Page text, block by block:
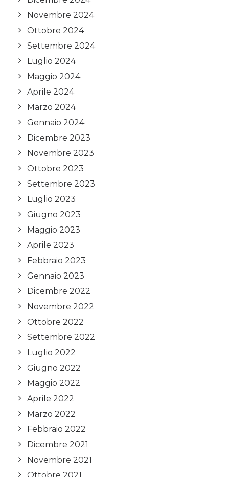
Novembre 2024
Ottobre 2024
Settembre 2024
Luglio 2024
Maggio 2024
Aprile 2024
Marzo 2024
Gennaio 2024
Dicembre 2023
Novembre 2023
Ottobre 2023
Settembre 2023
Luglio 2023
Giugno 2023
Maggio 2023
Aprile 2023
Febbraio 2023
Gennaio 2023
Dicembre 2022
Novembre 2022
Ottobre 2022
Settembre 2022
Luglio 2022
Giugno 2022
Maggio 2022
Aprile 2022
Marzo 2022
Febbraio 2022
Dicembre 2021
Novembre 2021